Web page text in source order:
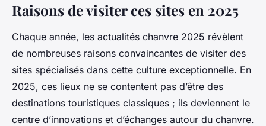
Raisons de visiter ces sites en 2025
Chaque année, les actualités chanvre 2025 révèlent
de nombreuses raisons convaincantes de visiter des
sites spécialisés dans cette culture exceptionnelle. En
2025, ces lieux ne se contentent pas d’être des
destinations touristiques classiques ; ils deviennent le
centre d’innovations et d’échanges autour du chanvre.